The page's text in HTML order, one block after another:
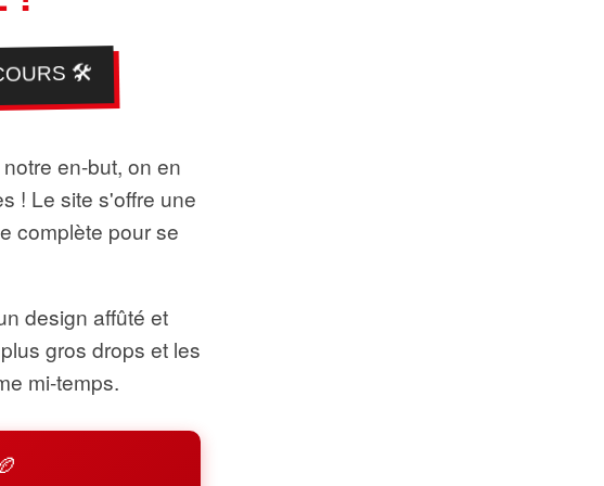
🛠️
en-but, on en
! Le site s'offre une
complète pour se
design affûté et
gros drops et les
mi-temps.